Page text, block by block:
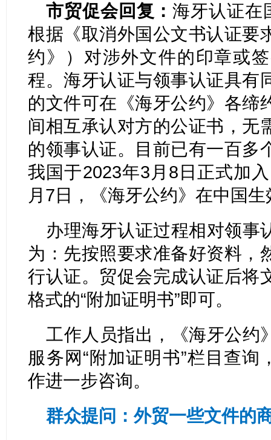
市贸促会回复：海牙认证在
根据《取消外国公文书认证要
约》）对涉外文件的印章或
程。海牙认证与领事认证具有
的文件可在《海牙公约》各缔
间相互承认对方的公证书，无
的领事认证。目前已有一百多
我国于2023年3月8日正式加
月7日，《海牙公约》在中国
办理海牙认证过程相对领事
为：先按照要求准备好资料，
行认证。贸促会完成认证后将
格式的“附加证明书”即可。
工作人员指出，《海牙公约
服务网“附加证明书”栏目查
作进一步咨询。
群众提问：外贸一些文件的